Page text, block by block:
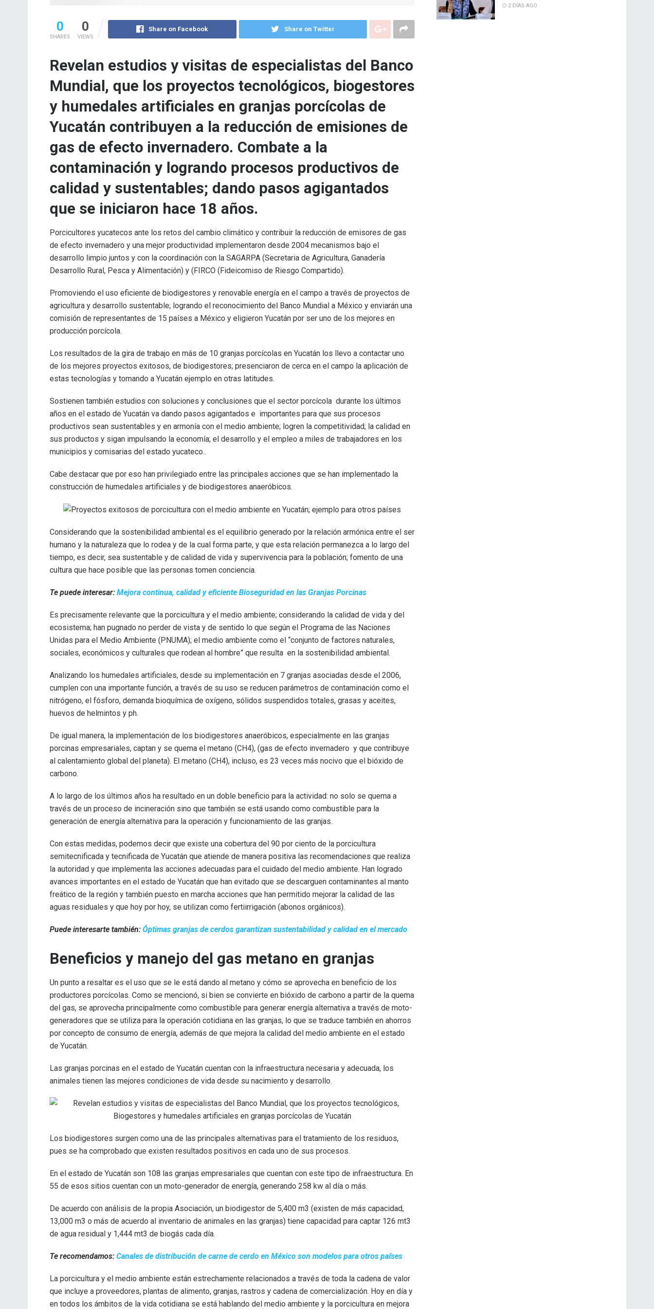
0
SHARES
0
VIEWS
Share on Facebook Share on Twitter
Revelan estudios y visitas de especialistas del Banco
Mundial, que los proyectos tecnológicos, biogestores
y humedales artificiales en granjas porcícolas de
Yucatán contribuyen a la reducción de emisiones de
gas de efecto invernadero. Combate a la
contaminación y logrando procesos productivos de
calidad y sustentables; dando pasos agigantados
que se iniciaron hace 18 años.
Porcicultores yucatecos ante los retos del cambio climático y contribuir la reducción de emisores de gas
de efecto invernadero y una mejor productividad implementaron desde 2004 mecanismos bajo el
desarrollo limpio juntos y con la coordinación con la SAGARPA (Secretaria de Agricultura, Ganadería
Desarrollo Rural, Pesca y Alimentación) y (FIRCO (Fideicomiso de Riesgo Compartido).
Promoviendo el uso eficiente de biodigestores y renovable energía en el campo a través de proyectos de
agricultura y desarrollo sustentable; logrando el reconocimiento del Banco Mundial a México y enviarán una
comisión de representantes de 15 países a México y eligieron Yucatán por ser uno de los mejores en
producción porcícola.
Los resultados de la gira de trabajo en más de 10 granjas porcícolas en Yucatán los llevo a contactar uno
de los mejores proyectos exitosos, de biodigestores; presenciaron de cerca en el campo la aplicación de
estas tecnologías y tomando a Yucatán ejemplo en otras latitudes.
Sostienen también estudios con soluciones y conclusiones que el sector porcícola durante los últimos
años en el estado de Yucatán va dando pasos agigantados e importantes para que sus procesos
productivos sean sustentables y en armonía con el medio ambiente; logren la competitividad; la calidad en
sus productos y sigan impulsando la economía; el desarrollo y el empleo a miles de trabajadores en los
municipios y comisarias del estado yucateco..
Cabe destacar que por eso han privilegiado entre las principales acciones que se han implementado la
construcción de humedales artificiales y de biodigestores anaeróbicos.
Considerando que la sostenibilidad ambiental es el equilibrio generado por la relación armónica entre el ser
humano y la naturaleza que lo rodea y de la cual forma parte, y que esta relación permanezca a lo largo del
tiempo, es decir, sea sustentable y de calidad de vida y supervivencia para la población; fomento de una
cultura que hace posible que las personas tomen conciencia.
Te puede interesar: Mejora continua, calidad y eficiente Bioseguridad en las Granjas Porcinas
Es precisamente relevante que la porcicultura y el medio ambiente; considerando la calidad de vida y del
ecosistema; han pugnado no perder de vista y de sentido lo que según el Programa de las Naciones
Unidas para el Medio Ambiente (PNUMA); el medio ambiente como el “conjunto de factores naturales,
sociales, económicos y culturales que rodean al hombre” que resulta en la sostenibilidad ambiental.
Analizando los humedales artificiales, desde su implementación en 7 granjas asociadas desde el 2006,
cumplen con una importante función, a través de su uso se reducen parámetros de contaminación como el
nitrógeno, el fósforo, demanda bioquímica de oxígeno, sólidos suspendidos totales, grasas y aceites,
huevos de helmintos y ph.
De igual manera, la implementación de los biodigestores anaeróbicos, especialmente en las granjas
porcinas empresariales, captan y se quema el metano (CH4), (gas de efecto invernadero y que contribuye
al calentamiento global del planeta). El metano (CH4), incluso, es 23 veces más nocivo que el bióxido de
carbono.
A lo largo de los últimos años ha resultado en un doble beneficio para la actividad: no solo se quema a
través de un proceso de incineración sino que también se está usando como combustible para la
generación de energía alternativa para la operación y funcionamiento de las granjas.
Con estas medidas, podemos decir que existe una cobertura del 90 por ciento de la porcicultura
semitecnificada y tecnificada de Yucatán que atiende de manera positiva las recomendaciones que realiza
la autoridad y que implementa las acciones adecuadas para el cuidado del medio ambiente. Han logrado
avances importantes en el estado de Yucatán que han evitado que se descarguen contaminantes al manto
freático de la región y también puesto en marcha acciones que han permitido mejorar la calidad de las
aguas residuales y que hoy por hoy, se utilizan como fertiirrigación (abonos orgánicos).
Puede interesarte también: Óptimas granjas de cerdos garantizan sustentabilidad y calidad en el mercado
Beneficios y manejo del gas metano en granjas
Un punto a resaltar es el uso que se le está dando al metano y cómo se aprovecha en beneficio de los
productores porcícolas. Como se mencionó, si bien se convierte en bióxido de carbono a partir de la quema
del gas, se aprovecha principalmente como combustible para generar energía alternativa a través de moto-
generadores que se utiliza para la operación cotidiana en las granjas, lo que se traduce también en ahorros
por concepto de consumo de energía, además de que mejora la calidad del medio ambiente en el estado
de Yucatán.
Las granjas porcinas en el estado de Yucatán cuentan con la infraestructura necesaria y adecuada, los
animales tienen las mejores condiciones de vida desde su nacimiento y desarrollo.
Los biodigestores surgen como una de las principales alternativas para el tratamiento de los residuos,
pues se ha comprobado que existen resultados positivos en cada uno de sus procesos.
En el estado de Yucatán son 108 las granjas empresariales que cuentan con este tipo de infraestructura. En
55 de esos sitios cuentan con un moto-generador de energía, generando 258 kw al día o más.
De acuerdo con análisis de la propia Asociación, un biodigestor de 5,400 m3 (existen de más capacidad,
13,000 m3 o más de acuerdo al inventario de animales en las granjas) tiene capacidad para captar 126 mt3
de agua residual y 1,444 mt3 de biogás cada día.
Te recomendamos: Canales de distribución de carne de cerdo en México son modelos para otros países
La porcicultura y el medio ambiente están estrechamente relacionados a través de toda la cadena de valor
que incluye a proveedores, plantas de alimento, granjas, rastros y cadena de comercialización. Hoy en día y
en todos los ámbitos de la vida cotidiana se está hablando del medio ambiente y la porcicultura en mejora
2 DÍAS AGO